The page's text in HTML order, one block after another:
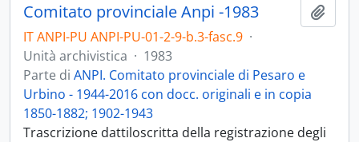
Comitato provinciale Anpi -1983
IT ANPI-PU ANPI-PU-01-2-9-b.3-fasc.9 ·
Unità archivistica · 1983
Parte di ANPI. Comitato provinciale di Pesaro e
Urbino - 1944-2016 con docc. originali e in copia
1850-1882; 1902-1943
Trascrizione dattiloscritta della registrazione degli